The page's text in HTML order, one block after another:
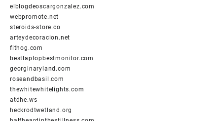
elblogdeoscargonzalez.com
webpromote.net
steroids-store.co
arteydecoracion.net
fithog.com
bestlaptopbestmonitor.com
georginaryland.com
roseandbasil.com
thewhitewhitelights.com
atdhe.ws
heckrodtwetland.org